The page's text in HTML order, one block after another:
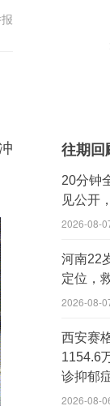
往期回
20分钟
见公开
2026-08-
河南22
定位，
2026-08-
西安赛
1154.6
诊抑郁
2026-08-